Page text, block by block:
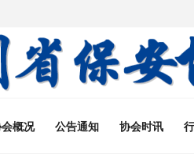
概况 公告通知 协会时讯